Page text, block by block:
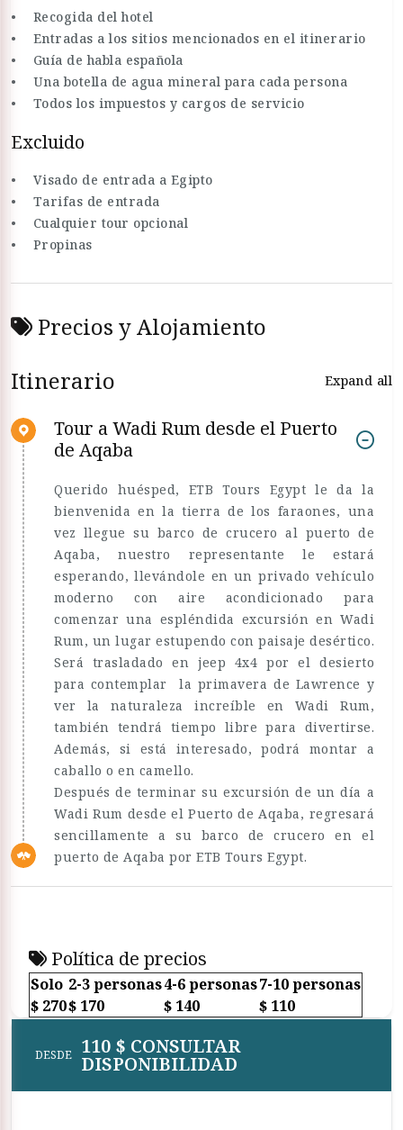
• Recogida del hotel
• Entradas a los sitios mencionados en el itinerario
• Guía de habla española
• Una botella de agua mineral para cada persona
• Todos los impuestos y cargos de servicio
Excluido
• Visado de entrada a Egipto
• Tarifas de entrada
• Cualquier tour opcional
• Propinas
Precios y Alojamiento
Itinerario
Expand all
Tour a Wadi Rum desde el Puerto
de Aqaba
Querido huésped, ETB Tours Egypt le da la
bienvenida en la tierra de los faraones, una
vez llegue su barco de crucero al puerto de
Aqaba, nuestro representante le estará
esperando, llevándole en un privado vehículo
moderno con aire acondicionado para
comenzar una espléndida excursión en Wadi
Rum, un lugar estupendo con paisaje desértico.
Será trasladado en jeep 4x4 por el desierto
para contemplar la primavera de Lawrence y
ver la naturaleza increíble en Wadi Rum,
también tendrá tiempo libre para divertirse.
Además, si está interesado, podrá montar a
caballo o en camello.
Después de terminar su excursión de un día a
Wadi Rum desde el Puerto de Aqaba, regresará
sencillamente a su barco de crucero en el
puerto de Aqaba por ETB Tours Egypt.
Política de precios
Solo 2-3 personas4-6 personas7-10 personas
$ 270$ 170 $ 140 $ 110
DESDE 110 $ CONSULTAR
DISPONIBILIDAD